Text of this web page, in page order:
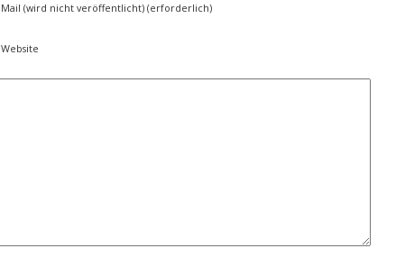
Mail (wird nicht veröffentlicht) (erforderlich)
Website